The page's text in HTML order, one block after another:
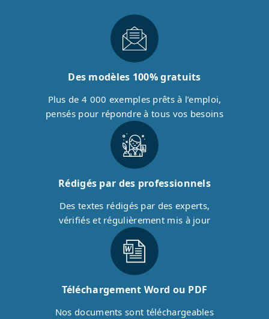
Des modèles 100% gratuits
Plus de 4 000 exemples prêts à l’emploi,
pensés pour répondre à tous vos besoins
Rédigés par des professionnels
Des textes rédigés par des experts,
vérifiés et régulièrement mis à jour
Téléchargement Word ou PDF
Nos documents sont téléchargeables